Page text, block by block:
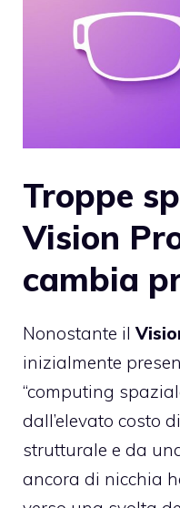
Troppe
Vision
cambia
Nonostante il
inizialmente
“computing
dall’elevato costo
strutturale e da
ancora di nicchia